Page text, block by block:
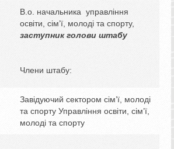
В.о. начальника управління
освіти, сім’ї, молоді та спорту,
заступник голови штабу
Члени штабу:
Завідуючий сектором сім’ї, молоді
та спорту Управління освіти, сім’ї,
молоді та спорту